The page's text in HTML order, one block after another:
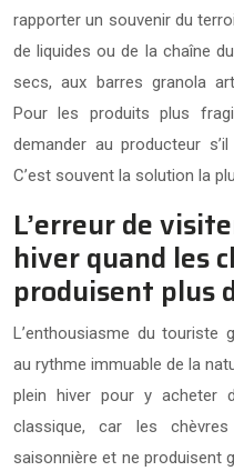
rapporter un souvenir du
de liquides ou de la chaîne
secs, aux barres granola
Pour les produits plus
demander au producteur
C’est souvent la solution la
L’erreur de
hiver quand les
produisent plus
L’enthousiasme du touriste
au rythme immuable de la
plein hiver pour y acheter
classique, car les
saisonnière et ne produisent